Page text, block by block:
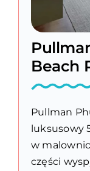
Beach
Pullman
luksusowy
w
części